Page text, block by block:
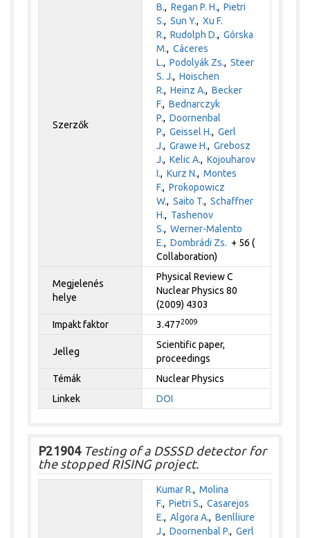
Szerzők
B.,Regan P. H.,Pietri
S.,Sun Y.,Xu F.
R.,Rudolph D.,Górska
M.,Cáceres
L.,Podolyák Zs.,Steer
S. J.,Hoischen
R.,Heinz A.,Becker
F.,Bednarczyk
P.,Doornenbal
P.,Geissel H.,Gerl
J.,Grawe H.,Grebosz
J.,Kelic A.,Kojouharov
I.,Kurz N.,Montes
F.,Prokopowicz
W.,Saito T.,Schaffner
H., Tashenov
S.,Werner-Malento
E.,Dombrádi Zs. + 56 (
Collaboration)
Megjelenés
helye
Physical Review C
Nuclear Physics 80
(2009) 4303
Impakt faktor
3.4772009
Jelleg
Scientific paper,
proceedings
Témák
Nuclear Physics
Linkek
DOI
P21904Testing of a DSSSD detector for
the stopped RISING project.
Kumar R.,Molina
F.,Pietri S.,Casarejos
E.,Algora A.,Benlliure
J.,Doornenbal P.,Gerl